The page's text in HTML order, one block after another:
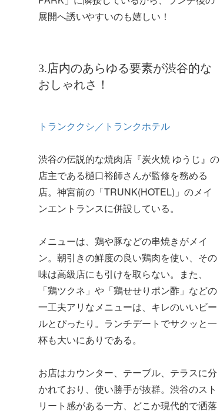
展開へ誘いやすいのも嬉しい！
3.店内のあらゆる要素が渋谷的な
おしゃれさ！
トランククシ／トランクホテル
渋谷の伝説的な焼肉店『炭火焼 ゆうじ』の
店主である樋口裕師さんが監修を務める
店。神宮前の「TRUNK(HOTEL)」のメイ
ンエントランスに併設している。
メニューは、鶏や豚などの串焼きがメイ
ン。朝引きの鮮度の良い鶏肉を使い、その
味は高級店にも引けを取らない。また、
「鶏ツクネ」や「鶏せせりポン酢」などの
一工夫アリなメニューは、キレのいいビー
ルとぴったり。ランチデートでサクッと一
杯も大いにありである。
お店はカウンター、テーブル、テラスに分
かれており、使い勝手が抜群。渋谷のスト
リート感がある一方、どこか現代的で洒落